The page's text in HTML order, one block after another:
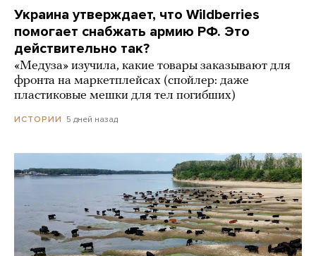
Украина утверждает, что Wildberries
помогает снабжать армию РФ. Это
действительно так?
«Медуза» изучила, какие товары заказывают для
фронта на маркетплейсах (спойлер: даже
пластиковые мешки для тел погибших)
ИСТОРИИ 5 дней назад